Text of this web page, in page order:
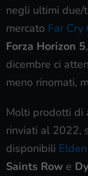
negli ultimi due/
mercato Far Cry
Forza Horizon 5,
dicembre ci
meno rinomati,
Molti prodotti di
rinviati al 2022,
disponibili
Saints Row e